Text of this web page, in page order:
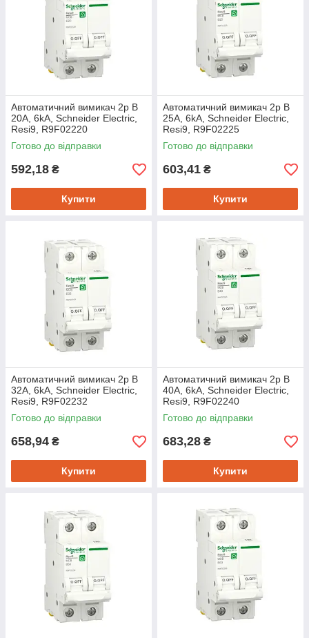
Автоматичний вимикач 2p B
20A, 6kA, Schneider Electric,
Resi9, R9F02220
Готово до відправки
592,18 ₴
Купити
Автоматичний вимикач 2p B
25A, 6kA, Schneider Electric,
Resi9, R9F02225
Готово до відправки
603,41 ₴
Купити
Автоматичний вимикач 2p B
32A, 6kA, Schneider Electric,
Resi9, R9F02232
Готово до відправки
658,94 ₴
Купити
Автоматичний вимикач 2p B
40A, 6kA, Schneider Electric,
Resi9, R9F02240
Готово до відправки
683,28 ₴
Купити